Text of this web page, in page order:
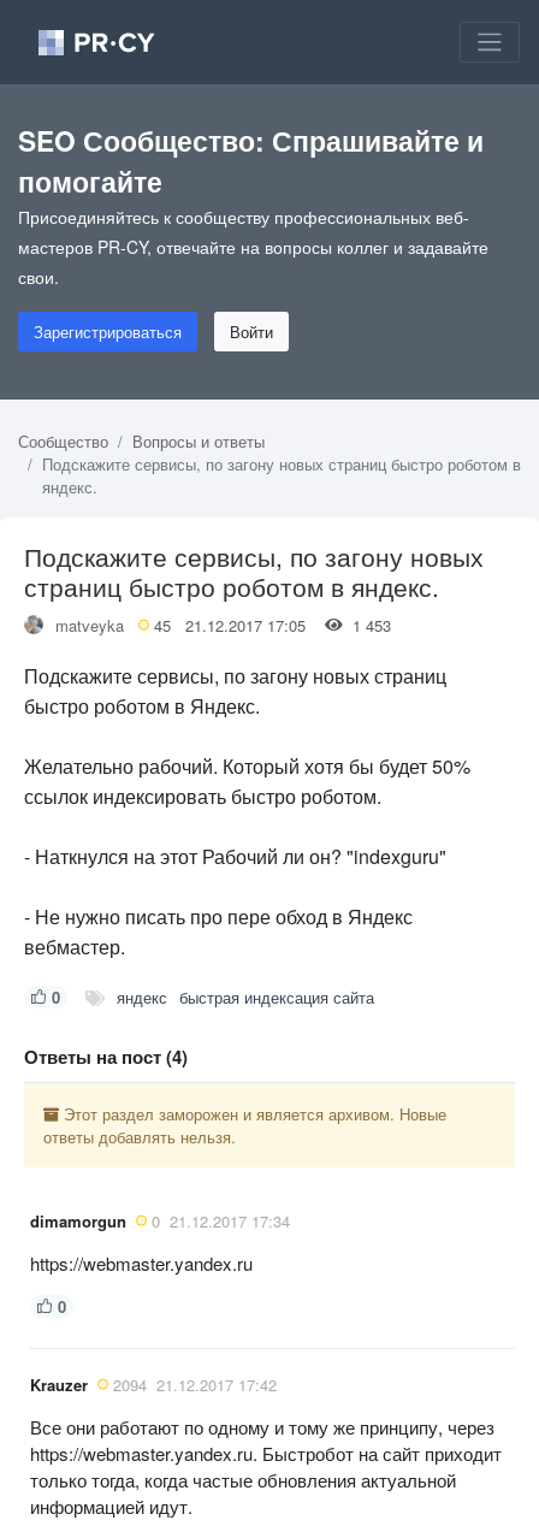
SEO Сообщество: Спрашивайте и
помогайте
Присоединяйтесь к сообществу профессиональных веб-
мастеров PR-CY, отвечайте на вопросы коллег и задавайте
свои.
Зарегистрироваться Войти
Сообщество
Вопросы и ответы
Подскажите сервисы, по загону новых страниц быстро роботом в
яндекс.
Подскажите сервисы, по загону новых
страниц быстро роботом в яндекс.
matveyka 45 21.12.2017 17:05 1 453
Подскажите сервисы, по загону новых страниц
быстро роботом в Яндекс.
Желательно рабочий. Который хотя бы будет 50%
ссылок индексировать быстро роботом.
- Наткнулся на этот Рабочий ли он? "indexguru"
- Не нужно писать про пере обход в Яндекс
вебмастер.
0 яндекс быстрая индексация сайта
Ответы на пост (4)
Этот раздел заморожен и является архивом. Новые
ответы добавлять нельзя.
dimamorgun 0 21.12.2017 17:34
https://webmaster.yandex.ru
0
Krauzer 2094 21.12.2017 17:42
Все они работают по одному и тому же принципу, через
https://webmaster.yandex.ru. Быстробот на сайт приходит
только тогда, когда частые обновления актуальной
информацией идут.